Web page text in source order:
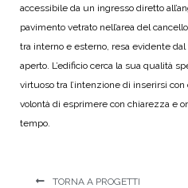
accessibile da un ingresso diretto
pavimento vetrato nell’area del
tra interno e esterno, resa evidente dal
aperto. L’edificio cerca la sua qualità
virtuoso tra l’intenzione di inserirsi
volontà di esprimere con chiarezza e
tempo.
TORNA A PROGETTI